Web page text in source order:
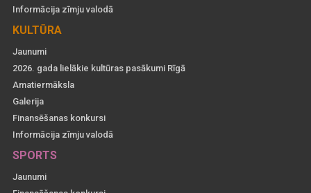
Informācija zīmju valodā
KULTŪRA
Jaunumi
2026. gada lielākie kultūras pasākumi Rīgā
Amatiermāksla
Galerija
Finansēšanas konkursi
Informācija zīmju valodā
SPORTS
Jaunumi